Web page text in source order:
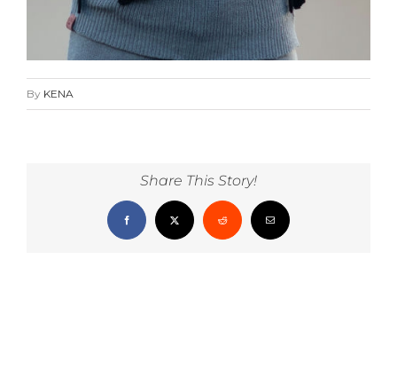
By KENA
Share This Story!
Facebook
X RedditEmail